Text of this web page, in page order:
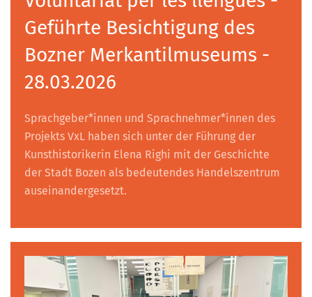
Geführte Besichtigung des
Bozner Merkantilmuseums -
28.03.2026
Sprachgeber*innen und Sprachnehmer*innen des
Projekts VxL haben sich unter der Führung der
Kunsthistorikerin Elena Righi mit der Geschichte
der Stadt Bozen als bedeutendes Handelszentrum
auseinandergesetzt.